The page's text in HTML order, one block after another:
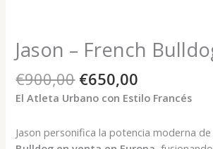
Jason – French
€900,00 El
precio
era:
€900,00.
€650,00
precio
es:
€650,00.
El Atleta Urbano con Estilo Francés
Jason personifica la potencia moderna de